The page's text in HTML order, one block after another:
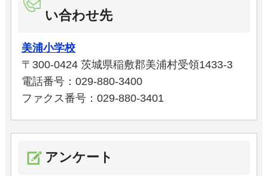
い合わせ先
美浦小学校
〒300-0424 茨城県稲敷郡美浦村受領1433-3
電話番号：029-880-3400
ファクス番号：029-880-3401
アンケート